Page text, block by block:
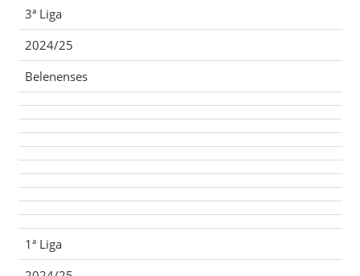
3ª Liga
2024/25
Belenenses
1ª Liga